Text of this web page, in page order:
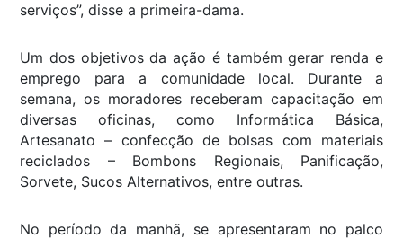
serviços”, disse a primeira-dama.
Um dos objetivos da ação é também gerar renda e
emprego para a comunidade local. Durante a
semana, os moradores receberam capacitação em
diversas oficinas, como Informática Básica,
Artesanato – confecção de bolsas com materiais
reciclados – Bombons Regionais, Panificação,
Sorvete, Sucos Alternativos, entre outras.
No período da manhã, se apresentaram no palco